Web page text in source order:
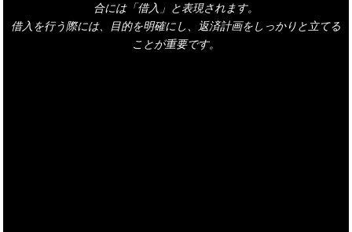
合には「借入」と表現されます。
借入を行う際には、目的を明確にし、返済計画をしっかりと立てる
ことが重要です。